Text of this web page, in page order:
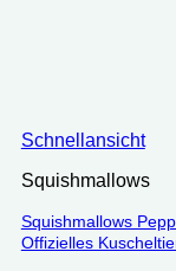
Schnellansicht
Squishmallows
Squishmallows
Offizielles